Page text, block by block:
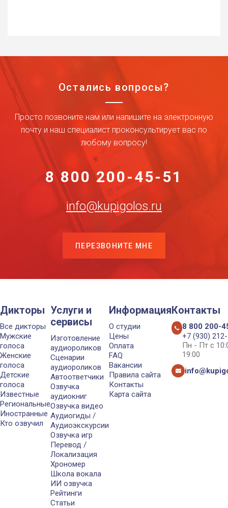
Остались вопросы?
Просто позвоните нам или напишите на электронную
почту и наш специалист проконсультирует вас по
любому вопросу!
8 800 200-45-51
info@kupigolos.ru
ПЕРЕЗВОНИТЕ МНЕ
Дикторы
Все дикторы
Мужские
голоса
Женские
голоса
Детские
голоса
Известные
Региональные
Иностранные
Кто озвучил
Услуги и
сервисы
Изготовление
аудиороликов
Сценарии
аудиороликов
Автоответчики
Озвучка
аудиокниг
Озвучка видео
Аудиогиды /
Аудиоэкскурсии
Озвучка игр
Перевод /
Локализация
Хрономер
Школа вокала
ИИ озвучка
Рейтинги
Статьи
Информация
О студии
Цены
Оплата
FAQ
Вакансии
Правила сайта
Контакты
Карта сайта
Контакты
8 800 200-
+7 (930)
Пн - Пт с
19:00